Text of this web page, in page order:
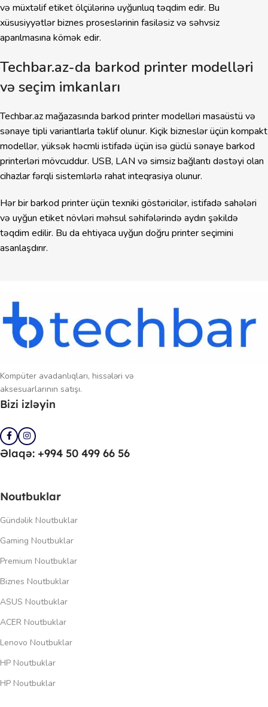
və müxtəlif etiket ölçülərinə uyğunluq təqdim edir. Bu
xüsusiyyətlər biznes proseslərinin fasiləsiz və səhvsiz
aparılmasına kömək edir.
Techbar.az-da barkod printer modelləri
və seçim imkanları
Techbar.az mağazasında barkod printer modelləri masaüstü və
sənaye tipli variantlarla təklif olunur. Kiçik bizneslər üçün kompakt
modellər, yüksək həcmli istifadə üçün isə güclü sənaye barkod
printerləri mövcuddur. USB, LAN və simsiz bağlantı dəstəyi olan
cihazlar fərqli sistemlərlə rahat inteqrasiya olunur.
Hər bir barkod printer üçün texniki göstəricilər, istifadə sahələri
və uyğun etiket növləri məhsul səhifələrində aydın şəkildə
təqdim edilir. Bu da ehtiyaca uyğun doğru printer seçimini
asanlaşdırır.
Kompüter avadanlıqları, hissələri və
aksesuarlarının satışı.
Bizi izləyin
Əlaqə: +994 50 499 66 56
Noutbuklar
Gündəlik Noutbuklar
Gaming Noutbuklar
Premium Noutbuklar
Biznes Noutbuklar
ASUS Noutbuklar
ACER Noutbuklar
Lenovo Noutbuklar
HP Noutbuklar
HP Noutbuklar